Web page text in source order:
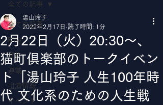
全ての記事
Blog
著作
連載
出演情報
イベント
全ての記事
2月22日（火）20:30～、
猫町倶楽部のトークイベン
ト「湯山玲子 人生100年時
代 文化系のための人生戦
湯山玲子
2022年2月17日 読了時間: 1分